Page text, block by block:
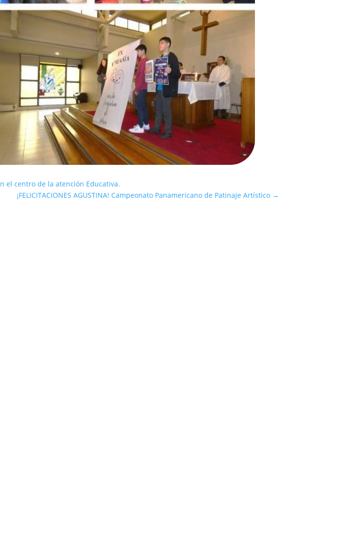
el centro de la atención Educativa.
¡FELICITACIONES AGUSTINA! Campeonato Panamericano de Patinaje Artístico→